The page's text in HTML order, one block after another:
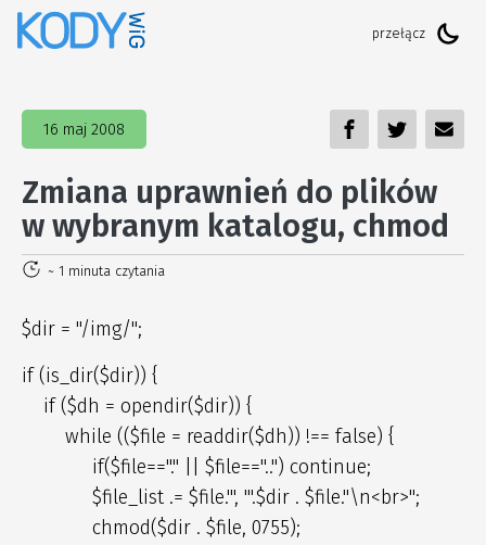
16 maj 2008
Zmiana uprawnień do plików
w wybranym katalogu, chmod
~ 1 minuta czytania
$dir = "/img/";
if (is_dir($dir)) {
if ($dh = opendir($dir)) {
while (($file = readdir($dh)) !== false) {
if($file=="." || $file=="..") continue;
$file_list .= $file."', '".$dir . $file."\n<br>";
chmod($dir . $file, 0755);